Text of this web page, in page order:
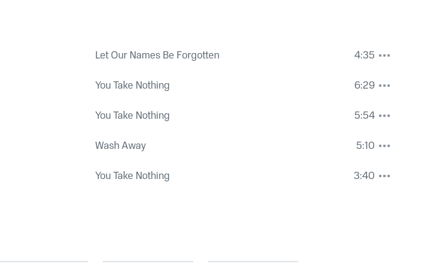
Let Our Names Be Forgotten
4:35
You Take Nothing
6:29
You Take Nothing
5:54
Wash Away
5:10
You Take Nothing 3:40